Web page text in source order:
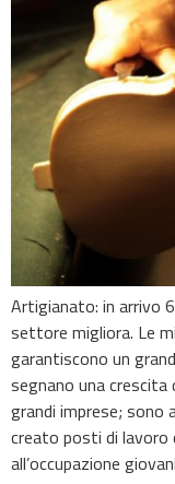
Artigianato: in arrivo
settore migliora. Le
garantiscono un
segnano una
grandi imprese;
creato posti di lavoro
all’occupazione